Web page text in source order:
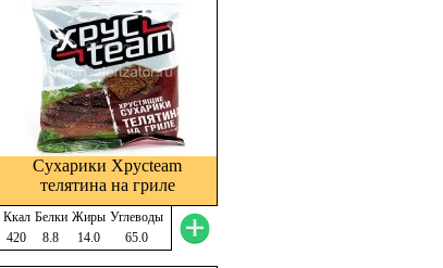
Сухарики Хрусteam
телятина на гриле
Ккал Белки Жиры Углеводы
420
8.8 14.0 65.0